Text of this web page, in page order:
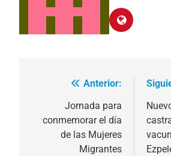
Navegación
entradas
Anterior:
Jornada para
conmemorar el día
de las Mujeres
Migrantes